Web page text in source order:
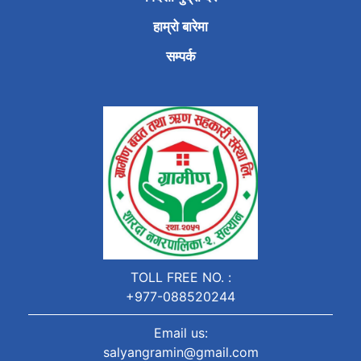
हाम्रो बारेमा
सम्पर्क
TOLL FREE NO. :
+977-088520244
Email us:
salyangramin@gmail.com